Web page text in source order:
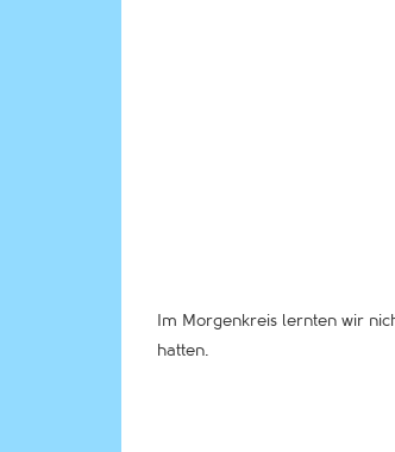
Im Morgenkreis lernten wir
hatten.